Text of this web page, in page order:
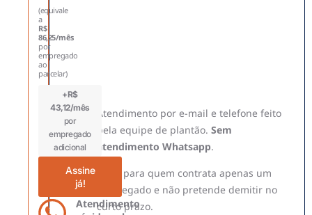
Atendimento por e-mail e telefone feito
pela equipe de plantão. Sem
atendimento Whatsapp.
Ideal para quem contrata apenas um
empregado e não pretende demitir no
curto prazo.
(equivale
a
R$
86,25/mês
por
empregado
ao
parcelar)
+R$
43,12/mês
por
empregado
adicional
Assine
já!
Atendimento